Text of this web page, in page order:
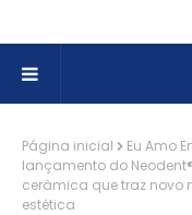
Página inicial Eu Amo
lançamento do
cerâmica que traz novo
estética